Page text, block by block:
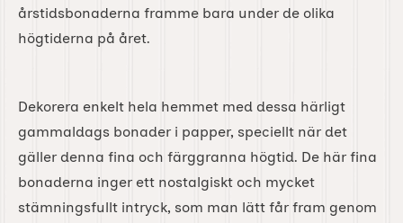
årstidsbonaderna framme bara under de olika
högtiderna på året.
Dekorera enkelt hela hemmet med dessa härligt
gammaldags bonader i papper, speciellt när det
gäller denna fina och färggranna högtid. De här fina
bonaderna inger ett nostalgiskt och mycket
stämningsfullt intryck, som man lätt får fram genom